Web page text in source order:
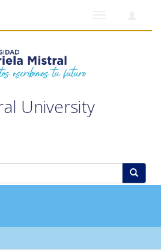
University